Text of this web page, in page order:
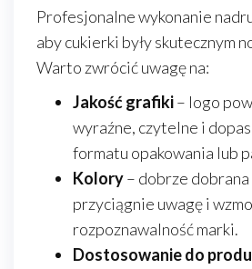
Profesjonalne wykonanie
aby cukierki były skutecznym
Warto zwrócić uwagę na:
Jakość grafiki– logo
wyraźne, czytelne i
formatu opakowania lub
Kolory– dobrze
przyciągnie uwagę i
rozpoznawalność marki.
Dostosowanie do